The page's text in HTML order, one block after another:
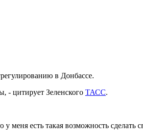
в Донбассе.
- цитирует Зеленского ТАСС.
есть такая возможность сделать